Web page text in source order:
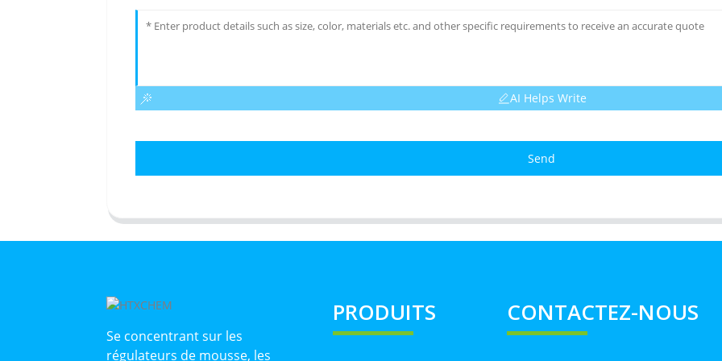
AI Helps Write
Send
Se concentrant sur les
régulateurs de mousse, les
PRODUITS CONTACTEZ-NOUS